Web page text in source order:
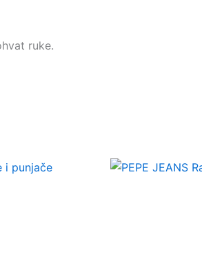
ruke.